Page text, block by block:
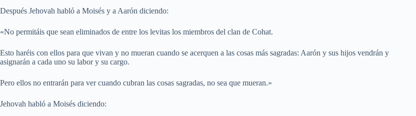
Después Jehovah habló a Moisés y a Aarón diciendo:
«No permitáis que sean eliminados de entre los levitas los miembros del clan de Cohat.
Esto haréis con ellos para que vivan y no mueran cuando se acerquen a las cosas más sagradas: Aarón y sus hijos vendrán y
asignarán a cada uno su labor y su cargo.
Pero ellos no entrarán para ver cuando cubran las cosas sagradas, no sea que mueran.»
Jehovah habló a Moisés diciendo: